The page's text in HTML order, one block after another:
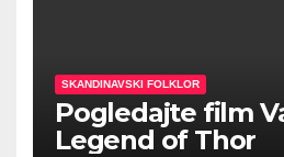
SKANDINAVSKI FOLKLOR
Pogledajte film
Legend of Thor